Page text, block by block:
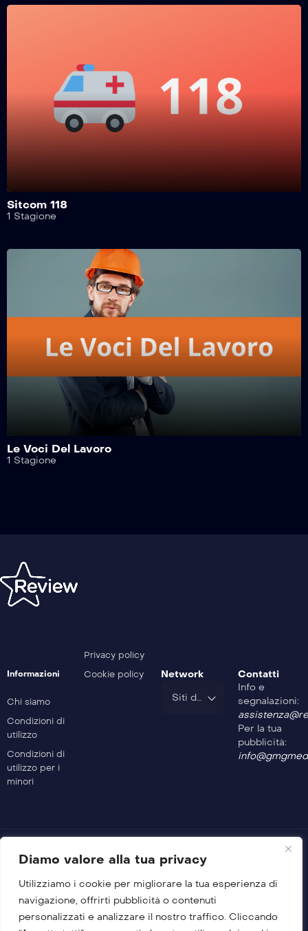
Diamo valore alla tua privacy
Utilizziamo i cookie per migliorare la tua esperienza di
navigazione, offrirti pubblicità o contenuti
personalizzati e analizzare il nostro traffico. Cliccando
Sitcom 118
1 Stagione
Le Voci Del Lavoro
1 Stagione
Informazioni
Chi siamo
Condizioni di
utilizzo
Condizioni di
utilizzo per i
minori
Privacy policy
Cookie policy
Network
Siti del Gruppo
Contatti
Info e
segnalazioni:
Per la tua
pubblicità:
© 2026 GMG Media Company Di Mossutti Gianluca
Sede legale: Corso Umberto Maddalena 25 – Cap 83030 –
Venticano (AV)